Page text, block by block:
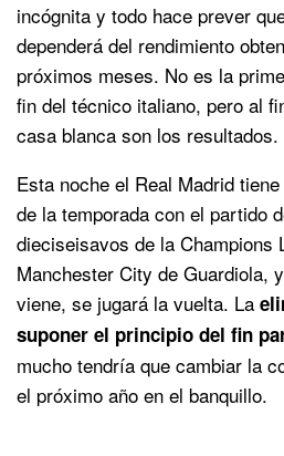
incógnita y todo hace prever
dependerá del rendimiento
próximos meses. No es la
fin del técnico italiano, pero al
casa blanca son los resultados.
Esta noche el Real Madrid
de la temporada con el partido
dieciseisavos de la Champions
Manchester City de Guardiola,
viene, se jugará la vuelta. La
suponer el principio del fin
mucho tendría que cambiar la
el próximo año en el banquillo.